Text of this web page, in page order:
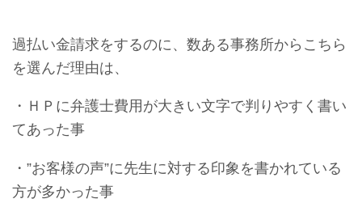
過払い金請求をするのに、数ある事務所からこちら
を選んだ理由は、
・ＨＰに弁護士費用が大きい文字で判りやすく書い
てあった事
・”お客様の声”に先生に対する印象を書かれている
方が多かった事